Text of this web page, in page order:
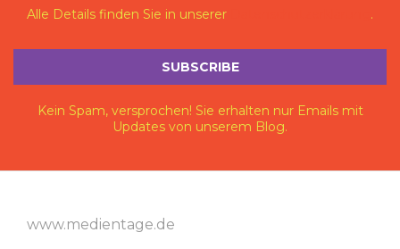
Alle Details finden Sie in unserer .
Kein Spam, versprochen! Sie erhalten nur Emails mit
Updates von unserem Blog.
www.medientage.de